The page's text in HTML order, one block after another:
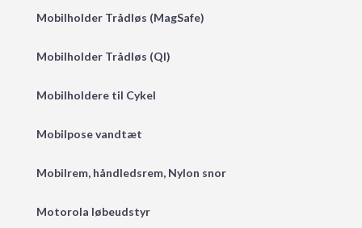
Mobilholder Trådløs (MagSafe)
Mobilholder Trådløs (QI)
Mobilholdere til Cykel
Mobilpose vandtæt
Mobilrem, håndledsrem, Nylon snor
Motorola løbeudstyr